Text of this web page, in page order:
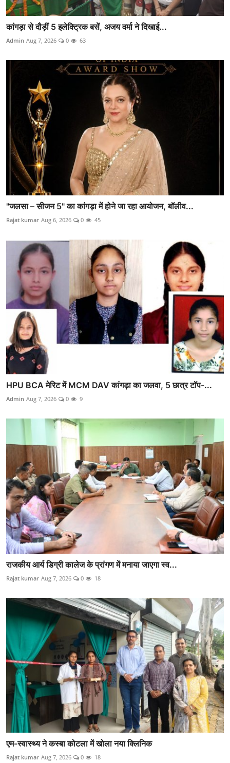
कांगड़ा से दौड़ीं 5 इलेक्ट्रिक बसें, अजय वर्मा ने दिखाई...
Admin Aug 7, 2026 0 63
"जलसा – सीजन 5" का कांगड़ा में होने जा रहा आयोजन, बॉलीव...
Rajat kumar Aug 6, 2026 0 45
HPU BCA मेरिट में MCM DAV कांगड़ा का जलवा, 5 छात्र टॉप-...
Admin Aug 7, 2026 0 9
राजकीय आर्य डिग्री कालेज के प्रांगण में मनाया जाएगा स्व...
Rajat kumar Aug 7, 2026 0 18
एम-स्वास्थ्य ने कस्बा कोटला में खोला नया क्लिनिक
Rajat kumar Aug 7, 2026 0 18